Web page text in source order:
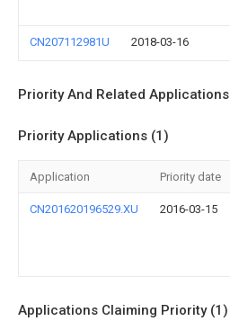
CN207112981U 2018-03-16
Priority And Related Applications
Priority Applications (1)
Application Priority date
CN201620196529.XU 2016-03-15
Applications Claiming Priority (1)